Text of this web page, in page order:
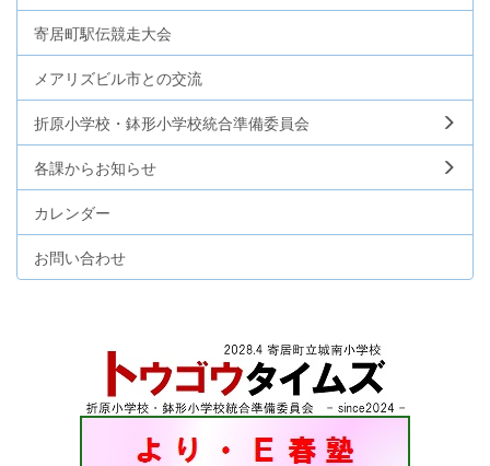
寄居町駅伝競走大会
メアリズビル市との交流
折原小学校・鉢形小学校統合準備委員会
各課からお知らせ
カレンダー
お問い合わせ